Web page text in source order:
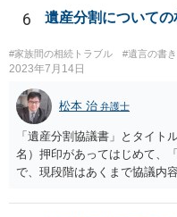
6 遺産分割についての
#家族間の相続トラブル #遺言の書
2023年7月14日
松本 治 弁護士
「遺産分割協議書」とタイト
名）押印があってはじめて、
で、現段階はあくまで協議内
成立となります。その場合、